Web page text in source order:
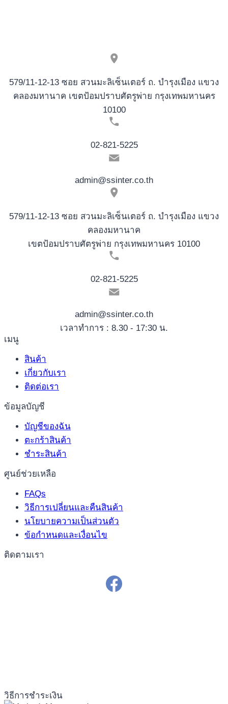
579/11-12-13 ซอย สวนมะลิเซ็นเตอร์ ถ. บำรุงเมือง แขวง
คลองมหานาค เขตป้อมปราบศัตรูพ่าย กรุงเทพมหานคร
10100
02-821-5225
admin@ssinter.co.th
579/11-12-13 ซอย สวนมะลิเซ็นเตอร์ ถ. บำรุงเมือง แขวง
คลองมหานาค
เขตป้อมปราบศัตรูพ่าย กรุงเทพมหานคร 10100
02-821-5225
admin@ssinter.co.th
เวลาทำการ : 8.30 - 17:30 น.
เมนู
สินค้า
เกี่ยวกับเรา
ติดต่อเรา
ข้อมูลบัญชี
บัญชีของฉัน
ตะกร้าสินค้า
ชำระสินค้า
ศูนย์ช่วยเหลือ
FAQs
วิธีการเปลี่ยนและคืนสินค้า
นโยบายความเป็นส่วนตัว
ข้อกำหนดและเงื่อนไข
ติดตามเรา
วิธีการชำระเงิน